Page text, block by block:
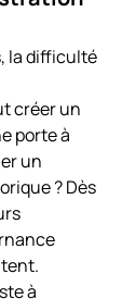
la difficulté
créer un
porte à
un
? Dès
à